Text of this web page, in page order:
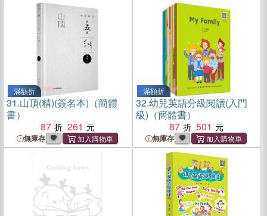
滿額折
31.山頂(精)(簽名本)（簡體
書）
87
261
無庫存
滿額折
32.幼兒英語分級閱讀(入門
級)（簡體書）
87
501
無庫存